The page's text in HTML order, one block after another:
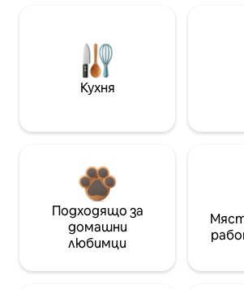
Кухня
Подходящо за
домашни
любимци